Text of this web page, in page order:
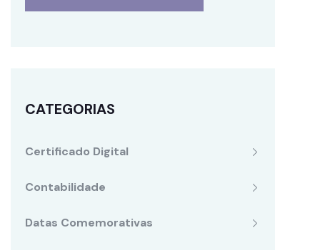
CATEGORIAS
Certificado Digital
Contabilidade
Datas Comemorativas